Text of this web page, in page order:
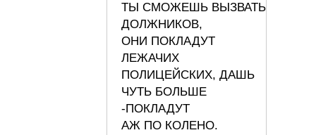
ТЫ СМОЖЕШЬ ВЫЗВАТЬ
ДОЛЖНИКОВ,
ОНИ ПОКЛАДУТ
ЛЕЖАЧИХ
ПОЛИЦЕЙСКИХ, ДАШЬ
ЧУТЬ БОЛЬШЕ
-ПОКЛАДУТ
АЖ ПО КОЛЕНО.